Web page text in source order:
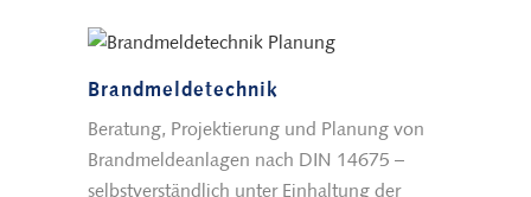
Brandmeldetechnik
Beratung, Projektierung und Planung von
Brandmeldeanlagen nach DIN 14675 –
selbstverständlich unter Einhaltung der